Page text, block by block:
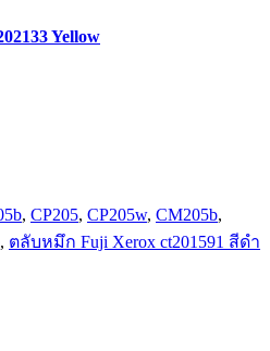
Yellow
, CP205, CP205w, CM205b,
, ตลับหมึก Fuji Xerox ct201591 สีดำ